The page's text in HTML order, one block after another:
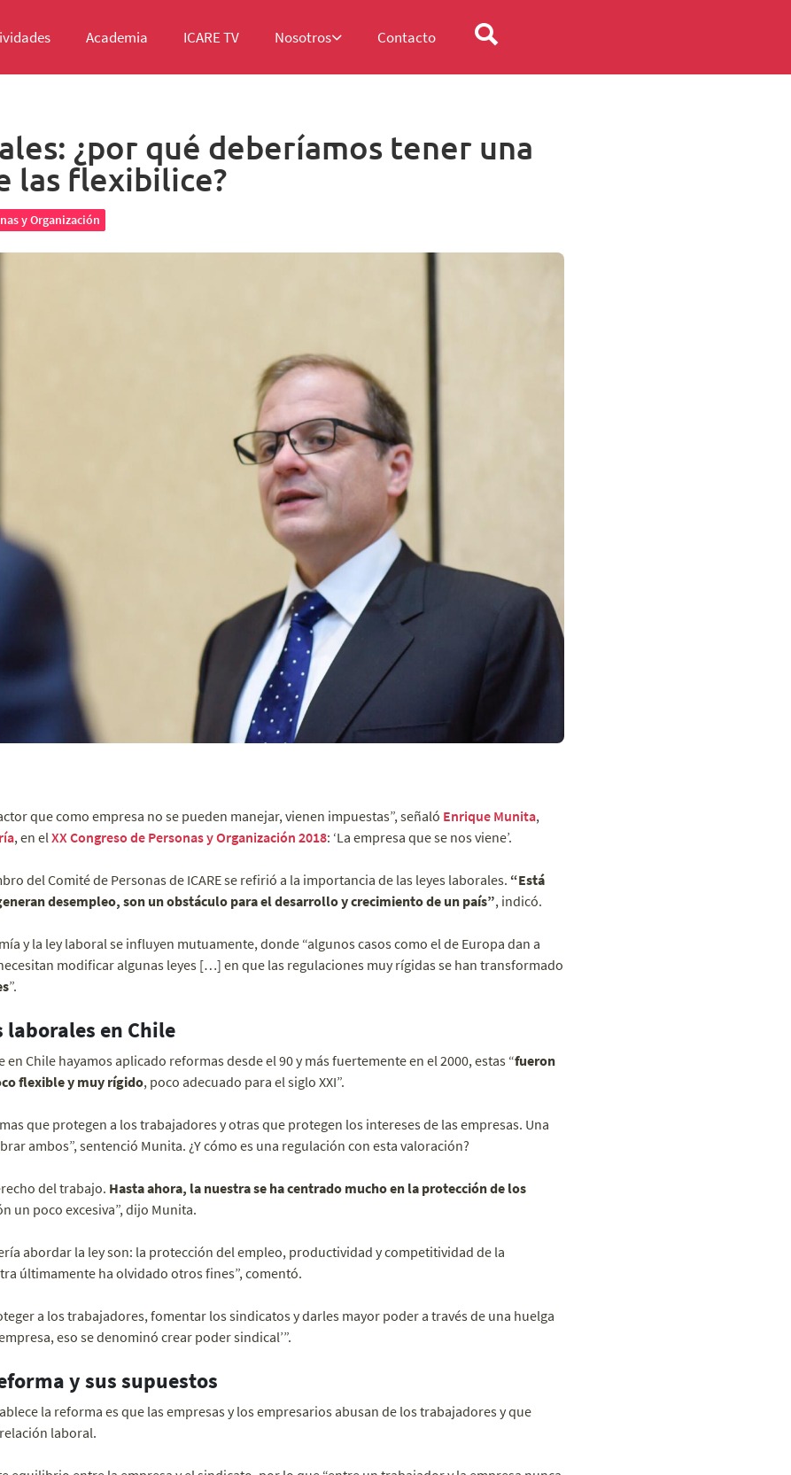
Academia ICARE TV Nosotros Contacto
¿por qué deberíamos tener una
las flexibilice?
y Organización
que como empresa no se pueden manejar, vienen impuestas”, señaló Enrique Munita,
, en el XX Congreso de Personas y Organización 2018: ‘La empresa que se nos viene’.
del Comité de Personas de ICARE se refirió a la importancia de las leyes laborales. “Está
desempleo, son un obstáculo para el desarrollo y crecimiento de un país”, indicó.
y la ley laboral se influyen mutuamente, donde “algunos casos como el de Europa dan a
modificar algunas leyes […] en que las regulaciones muy rígidas se han transformado
”.
en Chile
en Chile hayamos aplicado reformas desde el 90 y más fuertemente en el 2000, estas “fueron
flexible y muy rígido, poco adecuado para el siglo XXI”.
que protegen a los trabajadores y otras que protegen los intereses de las empresas. Una
ambos”, sentenció Munita. ¿Y cómo es una regulación con esta valoración?
del trabajo. Hasta ahora, la nuestra se ha centrado mucho en la protección de los
un poco excesiva”, dijo Munita.
abordar la ley son: la protección del empleo, productividad y competitividad de la
últimamente ha olvidado otros fines”, comentó.
a los trabajadores, fomentar los sindicatos y darles mayor poder a través de una huelga
eso se denominó crear poder sindical’”.
y sus supuestos
la reforma es que las empresas y los empresarios abusan de los trabajadores y que
laboral.